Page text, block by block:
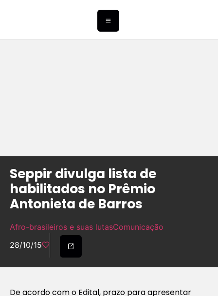
Seppir divulga lista de
habilitados no Prêmio
Antonieta de Barros
Afro-brasileiros e suas lutasComunicação
28/10/15
De acordo com o Edital, prazo para apresentar